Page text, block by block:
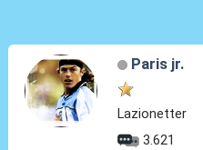
Paris jr.
Lazionetter
3.621